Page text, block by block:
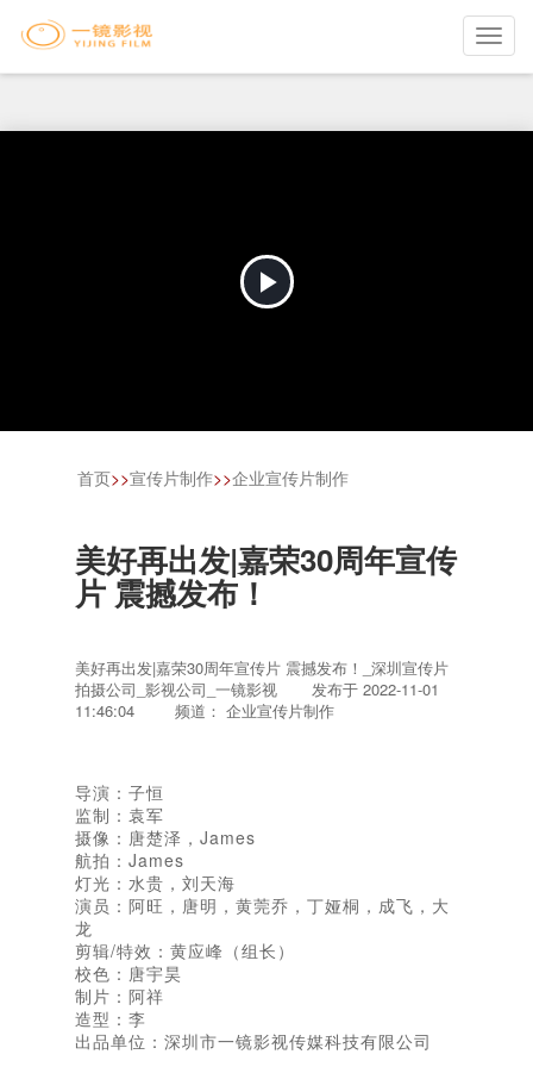
Play
首页>>宣传片制作>>企业宣传片制作
美好再出发|嘉荣30周年宣传
片 震撼发布！
美好再出发|嘉荣30周年宣传片 震撼发布！_深圳宣传片
拍摄公司_影视公司_一镜影视
发布于 2022-11-01
11:46:04
频道： 企业宣传片制作
导演：子恒
监制：袁军
摄像：唐楚泽，James
航拍：James
灯光：水贵，刘天海
演员：阿旺，唐明，黄莞乔，丁娅桐，成飞，大
龙
剪辑/特效：黄应峰（组长）
校色：唐宇昊
制片：阿祥
造型：李
出品单位：深圳市一镜影视传媒科技有限公司